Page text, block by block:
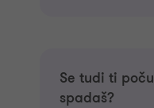
Se tudi ti
spadaš?